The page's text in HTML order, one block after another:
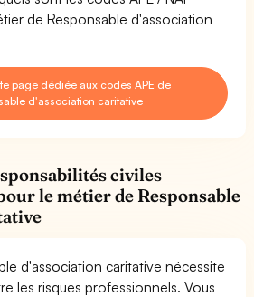
de Responsable d'association
page dédiée aux codes APE de
d'association caritative
civiles
le métier de Responsable
d'association caritative nécessite
les risques professionnels. Vous